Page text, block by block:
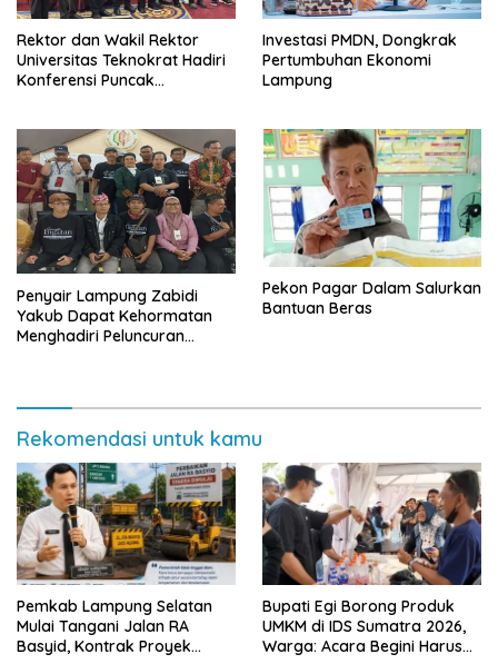
Rektor dan Wakil Rektor
Universitas Teknokrat Hadiri
Konferensi Puncak
Investasi PMDN, Dongkrak
Pertumbuhan Ekonomi
Lampung
Penyair Lampung Zabidi
Yakub Dapat Kehormatan
Menghadiri Peluncuran
Pekon Pagar Dalam Salurkan
Bantuan Beras
Rekomendasi untuk kamu
Pemkab Lampung Selatan
Mulai Tangani Jalan RA
Basyid, Kontrak Proyek
Bupati Egi Borong Produk
UMKM di IDS Sumatra 2026,
Warga: Acara Begini Harus